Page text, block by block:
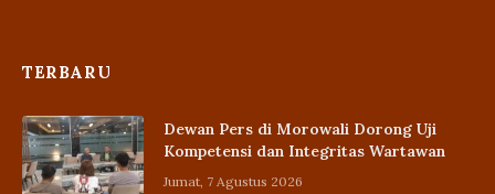
TERBARU
Dewan Pers di Morowali Dorong Uji
Kompetensi dan Integritas Wartawan
Jumat, 7 Agustus 2026